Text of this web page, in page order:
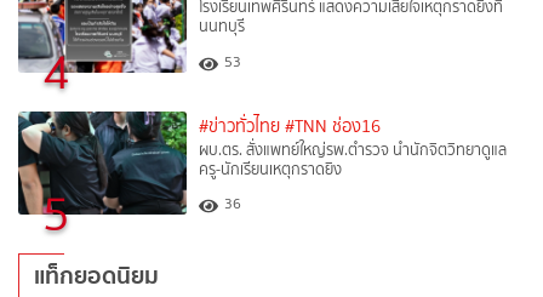
4
โรงเรียนเทพศิรินทร์ แสดงความเสียใจเหตุกราดยิงที่
นนทบุรี
53
5
#ข่าวทั่วไทย #TNN ช่อง16
ผบ.ตร. สั่งแพทย์ใหญ่รพ.ตำรวจ นำนักจิตวิทยาดูแล
ครู-นักเรียนเหตุกราดยิง
36
แท็กยอดนิยม